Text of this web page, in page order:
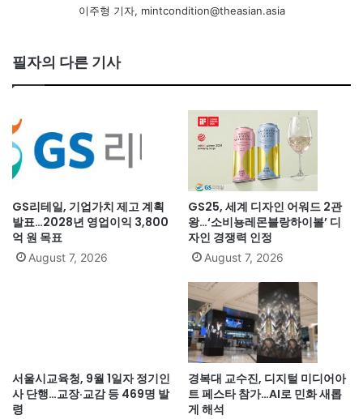
이주형 기자, mintcondition@theasian.asia
필자의 다른 기사
GS리테일, 기업가치 제고 계획
발표…2028년 영업이익 3,800
억 원 목표
August 7, 2026
GS25, 세계 디자인 어워드 2관
왕…‘소비뇽레몬블랑하이볼’ 디
자인 경쟁력 인정
August 7, 2026
서울시교육청, 9월 1일자 정기인
사 단행…교장·교감 등 469명 발
령
경복대 교수진, 디지털 미디어아
트 페스타 참가…AI로 민화 새롭
게 해석